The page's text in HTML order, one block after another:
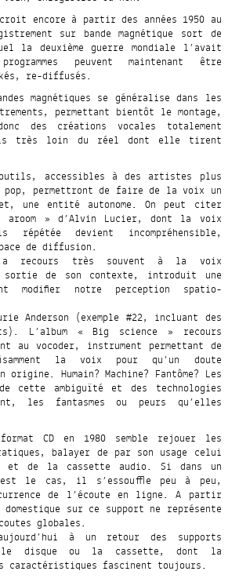
encore à partir des années 1950 au
sur bande magnétique sort de
la deuxième guerre mondiale l’avait
peuvent maintenant être
re-diffusés.
magnétiques se généralise dans les
permettant bientôt le montage,
des créations vocales totalement
très loin du réel dont elle tirent
accessibles à des artistes plus
pop, permettront de faire de la voix un
une entité autonome. On peut citer
» d’Alvin Lucier, dont la voix
répétée devient incompréhensible,
de diffusion.
recours très souvent à la voix
de son contexte, introduit une
modifier notre perception spatio-
Anderson (exemple #22, incluant des
L’album « Big science » recours
au vocoder, instrument permettant de
la voix pour qu’un doute
Humain? Machine? Fantôme? Les
cette ambiguïté et des technologies
les fantasmes ou peurs qu’elles
CD en 1980 semble rejouer les
balayer de par son usage celui
et de la cassette audio. Si dans un
le cas, il s’essouffle peu à peu,
de l’écoute en ligne. A partir
sur ce support ne représente
globales.
à un retour des supports
le disque ou la cassette, dont la
fascinent toujours.